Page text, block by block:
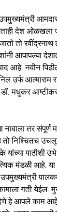
उपमुख्यमंत्री
देश ओळखला
तो रवींद्रनाथ
आहे. नवीन
उर्फ आत्माराम
मधुकर
नावाला तर
निश्चितच
पाठीशी उभे
मंडळी
गती येईल.
देणे हे आपले